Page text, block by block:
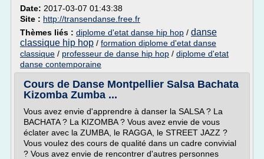
Date: 2017-03-07 01:43:38
Site : http://transendanse.free.fr
Thèmes liés : diplome d'etat danse hip hop / danse
classique hip hop / formation diplome d'etat danse
classique / professeur de danse hip hop / diplome d'etat
danse contemporaine
Cours de Danse Montpellier Salsa Bachata
Kizomba Zumba ...
Vous avez envie d'apprendre à danser la SALSA ? La
BACHATA ? La KIZOMBA ? Vous avez envie de vous
éclater avec la ZUMBA, le RAGGA, le STREET JAZZ ?
Vous voulez des cours de qualité dans un cadre convivial
? Vous avez envie de rencontrer d'autres personnes